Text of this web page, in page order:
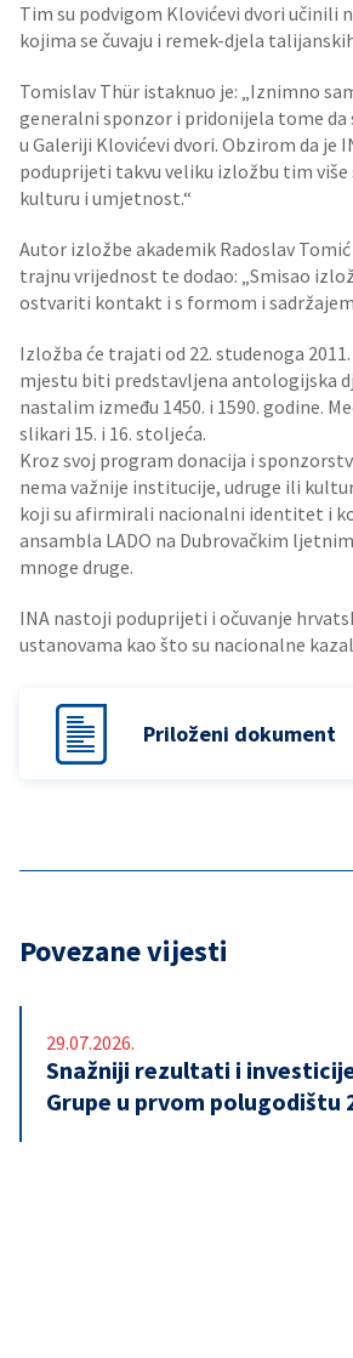
Tim su podvigom Klovićevi dvori učinili
kojima se čuvaju i remek-djela
Tomislav Thür istaknuo je: „Iznimno
generalni sponzor i pridonijela tome da
u Galeriji Klovićevi dvori. Obzirom da je
poduprijeti takvu veliku izložbu tim više
kulturu i umjetnost.“
Autor izložbe akademik Radoslav
trajnu vrijednost te dodao: „Smisao
ostvariti kontakt i s formom i
Izložba će trajati od 22. studenoga
mjestu biti predstavljena antologijska
nastalim između 1450. i 1590. godine.
slikari 15. i 16. stoljeća.
Kroz svoj program donacija i
nema važnije institucije, udruge ili
koji su afirmirali nacionalni identitet i
ansambla LADO na Dubrovačkim
mnoge druge.
INA nastoji poduprijeti i očuvanje
ustanovama kao što su nacionalne
Priloženi dokument
Povezane vijesti
29.07.2026.
Snažniji rezultati i
Grupe u prvom polugodištu